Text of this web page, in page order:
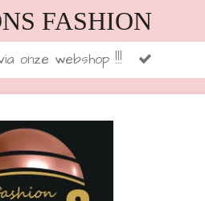
FASHION
onze webshop !!!